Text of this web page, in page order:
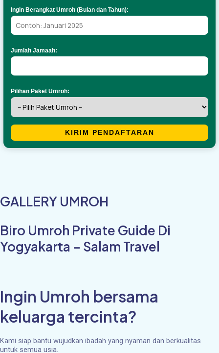
Ingin Berangkat Umroh (Bulan dan Tahun):
Jumlah Jamaah:
Pilihan Paket Umroh:
KIRIM PENDAFTARAN
GALLERY UMROH
Biro Umroh Private Guide Di
Yogyakarta – Salam Travel
Ingin Umroh bersama
keluarga tercinta?
Kami siap bantu wujudkan ibadah yang nyaman dan berkualitas
untuk semua usia.